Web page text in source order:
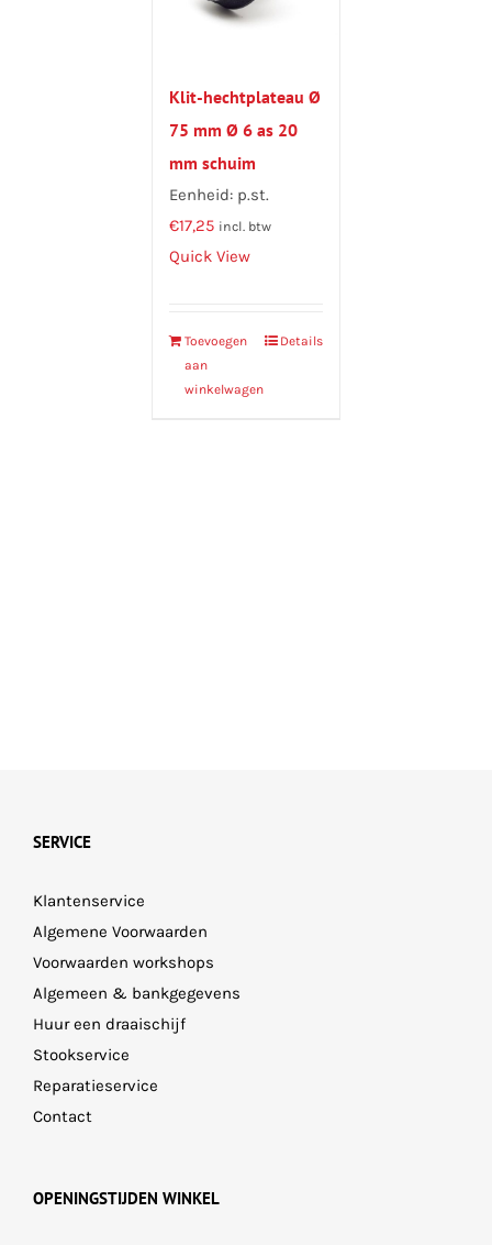
Klit-hechtplateau Ø
75 mm Ø 6 as 20
mm schuim
Eenheid: p.st.
€17,25 incl. btw
Quick View
Toevoegen
aan
winkelwagen
Details
SERVICE
Klantenservice
Algemene Voorwaarden
Voorwaarden workshops
Algemeen & bankgegevens
Huur een draaischijf
Stookservice
Reparatieservice
Contact
OPENINGSTIJDEN WINKEL